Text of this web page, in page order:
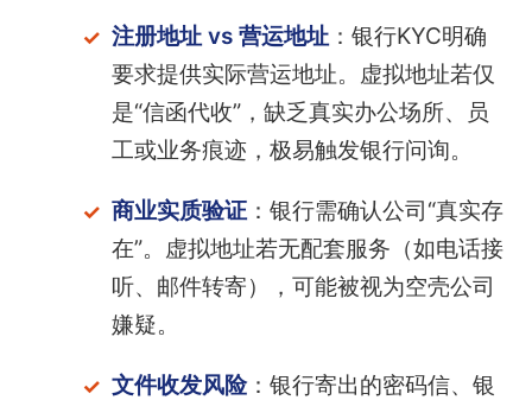
注册地址 vs 营运地址：银行KYC明确
要求提供实际营运地址。虚拟地址若仅
是“信函代收”，缺乏真实办公场所、员
工或业务痕迹，极易触发银行问询。
商业实质验证：银行需确认公司“真实存
在”。虚拟地址若无配套服务（如电话接
听、邮件转寄），可能被视为空壳公司
嫌疑。
文件收发风险：银行寄出的密码信、银